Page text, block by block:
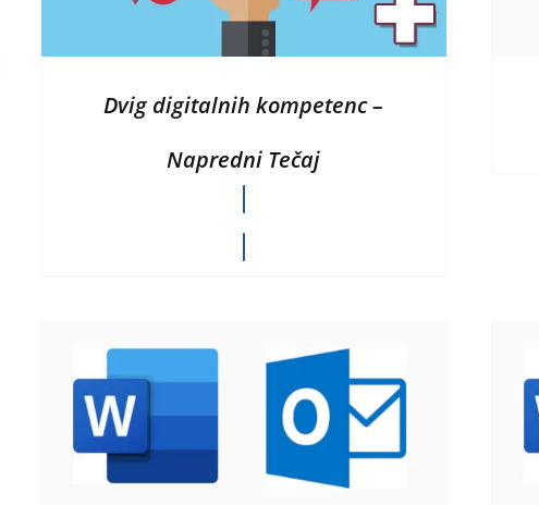
Dvig digitalnih kompetenc –
Napredni Tečaj
CENA PO DOGOVORU